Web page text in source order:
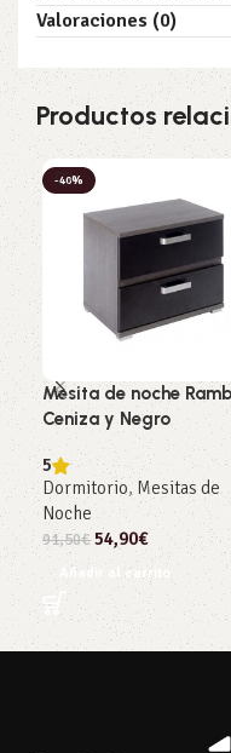
Valoraciones (0)
Productos
-40%
Mesita de noche
Ceniza y Negro
5
Dormitorio, Mesitas de
Noche
91,50€54,90€
Añadir al carrito